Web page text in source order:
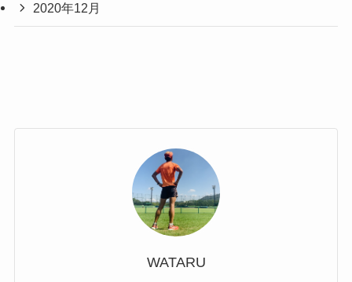
2020年12月
WATARU